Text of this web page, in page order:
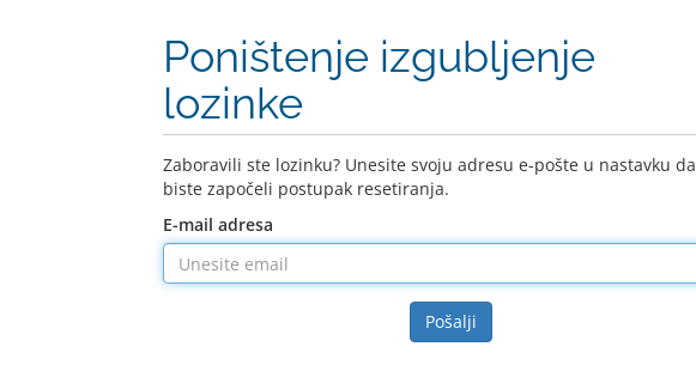
Poništenje izgubljenje
lozinke
Zaboravili ste lozinku? Unesite svoju adresu e-pošte u nastavku da
biste započeli postupak resetiranja.
E-mail adresa
Pošalji